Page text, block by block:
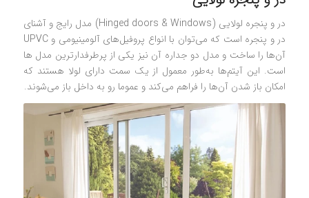
در و پنجره لولایی (Hinged doors & Windows) مدل رایج و آشنای
در و پنجره است که می‌توان با انواع پروفیل‌های آلومینیومی و UPVC
آن‌ها را ساخت و مدل دو جداره آن نیز یکی از پرطرفدارترین مدل‌ ها
است. این آیتم‌ها به‌طور معمول از یک سمت دارای لولا هستند که
امکان باز شدن آن‌ها را فراهم می‌کند و عموما رو به داخل باز می‌شوند.